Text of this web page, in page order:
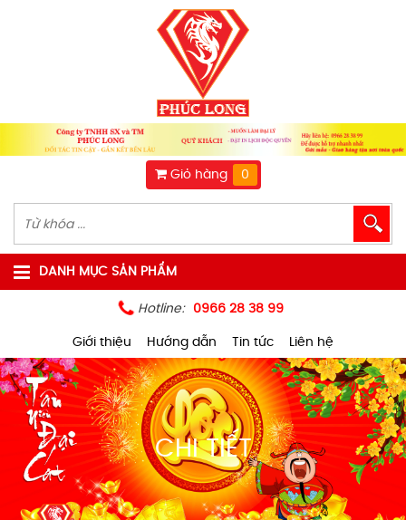
Giỏ hàng 0
DANH MỤC SẢN PHẨM
Hotline: 0966 28 38 99
Giới thiệu
Hướng dẫn Tin tức Liên hệ
CHI TIẾT